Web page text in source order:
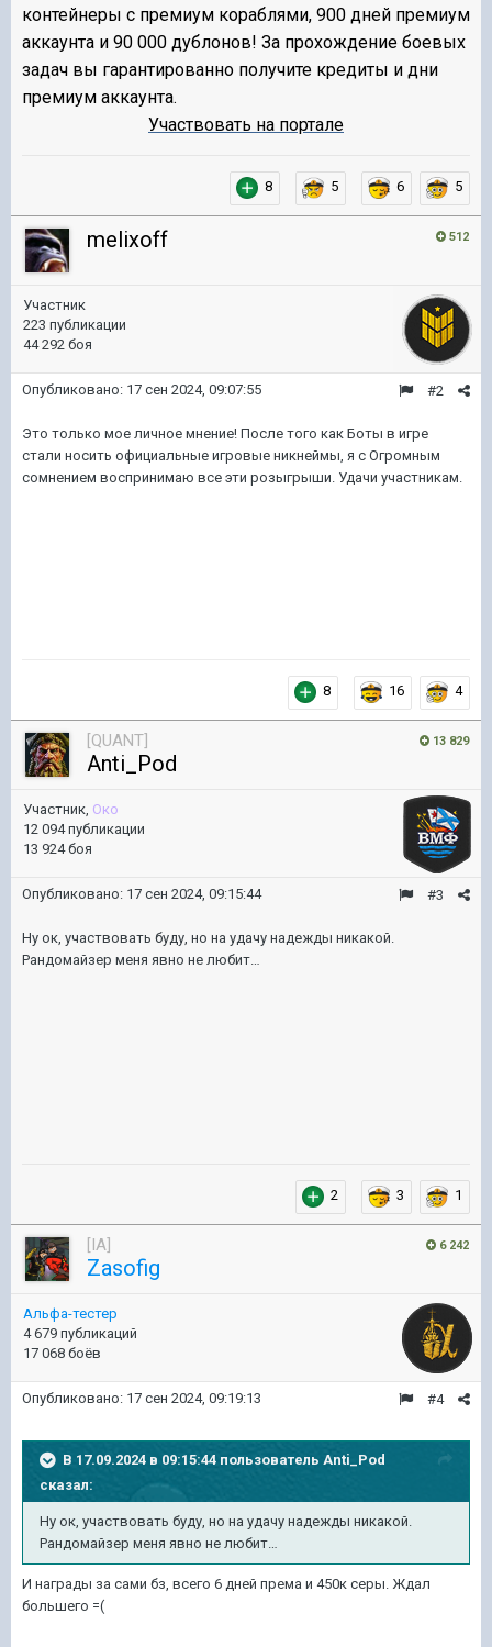
контейнеры с премиум кораблями, 900 дней премиум
аккаунта и 90 000 дублонов! За прохождение боевых
задач вы гарантированно получите кредиты и дни
премиум аккаунта.
Участвовать на портале
8 5 6 5
512
melixoff
Участник
223 публикации
44 292 боя
#2
Опубликовано: 17 сен 2024, 09:07:55
Это только мое личное мнение! После того как Боты в игре
стали носить официальные игровые никнеймы, я с Огромным
сомнением воспринимаю все эти розыгрыши. Удачи участникам.
8 16 4
13 829
[QUANT]
Anti_Pod
Участник, Око
12 094 публикации
13 924 боя
#3
Опубликовано: 17 сен 2024, 09:15:44
Ну ок, участвовать буду, но на удачу надежды никакой.
Рандомайзер меня явно не любит…
2 3 1
6 242
[IA]
Zasofig
Альфа-тестер
4 679 публикаций
17 068 боёв
#4
Опубликовано: 17 сен 2024, 09:19:13
В 17.09.2024 в 09:15:44 пользователь Anti_Pod
сказал:
Ну ок, участвовать буду, но на удачу надежды никакой.
Рандомайзер меня явно не любит…
И награды за сами бз, всего 6 дней према и 450к серы. Ждал
большего =(